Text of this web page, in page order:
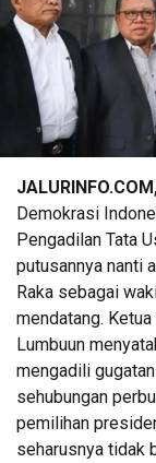
Demokrasi
Pengadilan Tata
putusannya nanti
Raka sebagai
mendatang.
Lumbuun
mengadili
sehubungan
pemilihan
seharusnya tidak